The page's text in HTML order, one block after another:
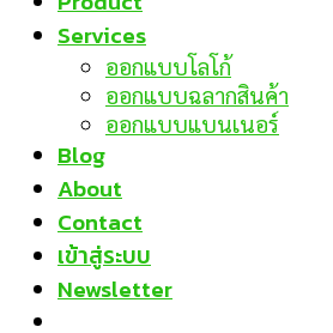
Services
ออกแบบโลโก้
ออกแบบฉลากสินค้า
ออกแบบแบนเนอร์
Blog
About
Contact
เข้าสู่ระบบ
Newsletter